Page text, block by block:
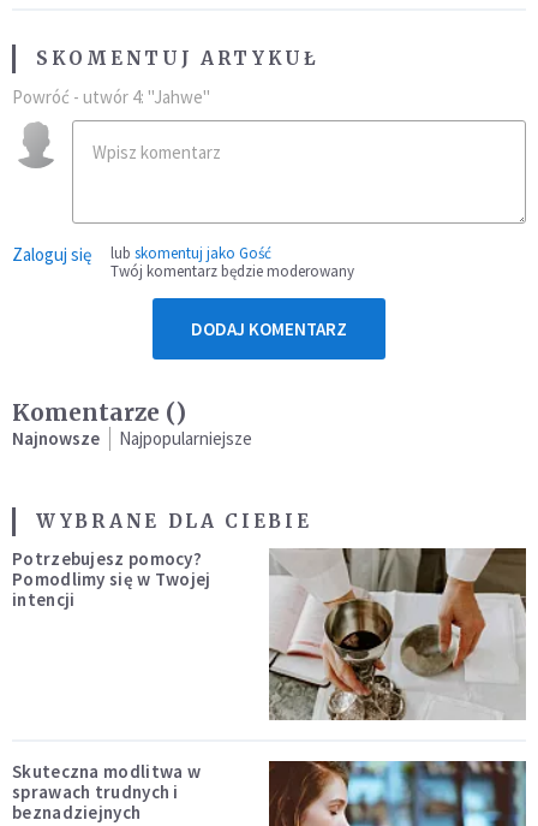
SKOMENTUJ ARTYKUŁ
Powróć - utwór 4: "Jahwe"
Zaloguj się lub skomentuj jako Gość
Twój komentarz będzie moderowany
DODAJ KOMENTARZ
Komentarze ()
Najnowsze Najpopularniejsze
WYBRANE DLA CIEBIE
Potrzebujesz pomocy?
Pomodlimy się w Twojej
intencji
Skuteczna modlitwa w
sprawach trudnych i
beznadziejnych